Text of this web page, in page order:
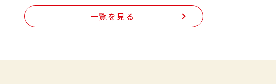
一覧を見る